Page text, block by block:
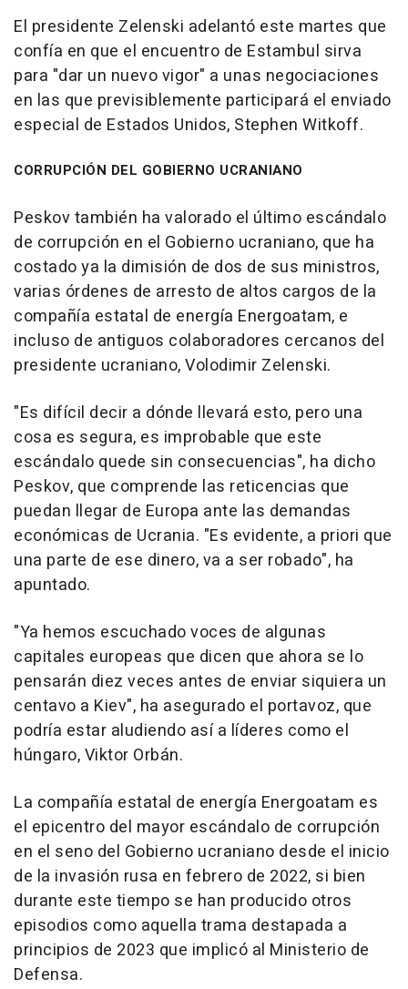
El presidente Zelenski adelantó este martes que
confía en que el encuentro de Estambul sirva
para "dar un nuevo vigor" a unas negociaciones
en las que previsiblemente participará el enviado
especial de Estados Unidos, Stephen Witkoff.
CORRUPCIÓN DEL GOBIERNO UCRANIANO
Peskov también ha valorado el último escándalo
de corrupción en el Gobierno ucraniano, que ha
costado ya la dimisión de dos de sus ministros,
varias órdenes de arresto de altos cargos de la
compañía estatal de energía Energoatam, e
incluso de antiguos colaboradores cercanos del
presidente ucraniano, Volodimir Zelenski.
"Es difícil decir a dónde llevará esto, pero una
cosa es segura, es improbable que este
escándalo quede sin consecuencias", ha dicho
Peskov, que comprende las reticencias que
puedan llegar de Europa ante las demandas
económicas de Ucrania. "Es evidente, a priori que
una parte de ese dinero, va a ser robado", ha
apuntado.
"Ya hemos escuchado voces de algunas
capitales europeas que dicen que ahora se lo
pensarán diez veces antes de enviar siquiera un
centavo a Kiev", ha asegurado el portavoz, que
podría estar aludiendo así a líderes como el
húngaro, Viktor Orbán.
La compañía estatal de energía Energoatam es
el epicentro del mayor escándalo de corrupción
en el seno del Gobierno ucraniano desde el inicio
de la invasión rusa en febrero de 2022, si bien
durante este tiempo se han producido otros
episodios como aquella trama destapada a
principios de 2023 que implicó al Ministerio de
Defensa.